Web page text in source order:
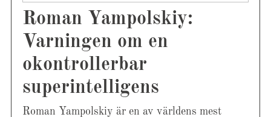
Roman Yampolskiy:
Varningen om en
okontrollerbar
superintelligens
Roman Yampolskiy är en av världens mest